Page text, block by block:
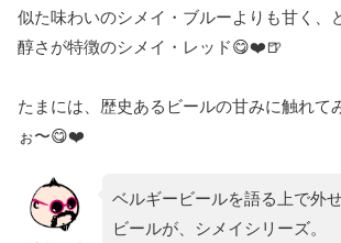
似た味わいのシメイ・ブルーよりも甘く、
醇さが特徴のシメイ・レッド😋❤️🍺
たまには、歴史あるビールの甘みに触れて
ぉ〜😋❤️
ベルギービールを語る上で外
ビールが、シメイシリーズ。